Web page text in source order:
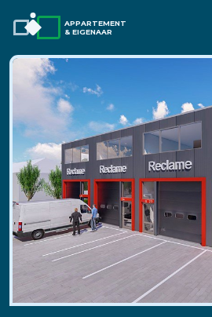
APPARTEMENT
& EIGENAAR